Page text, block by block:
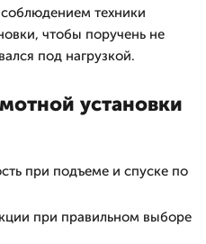
техники
чтобы поручень не
под нагрузкой.
установки
при подъеме и спуске по
при правильном выборе